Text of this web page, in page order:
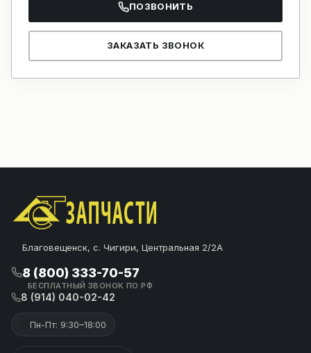
ПОЗВОНИТЬ
ЗАКАЗАТЬ ЗВОНОК
Благовещенск, с. Чигири, Центральная 2/2А
8 (800) 333-70-57
БЕСПЛАТНЫЙ ЗВОНОК ПО РФ
8 (914) 040-02-42
Пн-Пт: 9:30–18:00